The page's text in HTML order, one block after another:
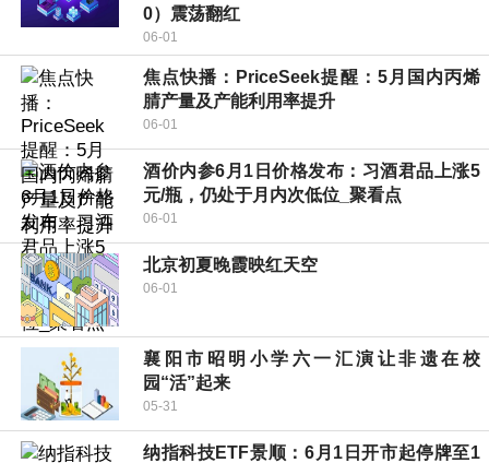
0）震荡翻红
06-01
焦点快播：PriceSeek提醒：5月国内丙烯
腈产量及产能利用率提升
06-01
酒价内参6月1日价格发布：习酒君品上涨5
元/瓶，仍处于月内次低位_聚看点
06-01
北京初夏晚霞映红天空
06-01
襄阳市昭明小学六一汇演让非遗在校
园“活”起来
05-31
纳指科技ETF景顺：6月1日开市起停牌至1